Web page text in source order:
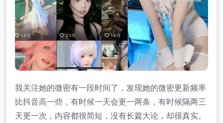
我关注她的微密有一段时间了，发现她的微密更新频率
比抖音高一些，有时候一天会更一两条，有时候隔两三
天更一次，内容都很简短，没有长篇大论，却很真实。